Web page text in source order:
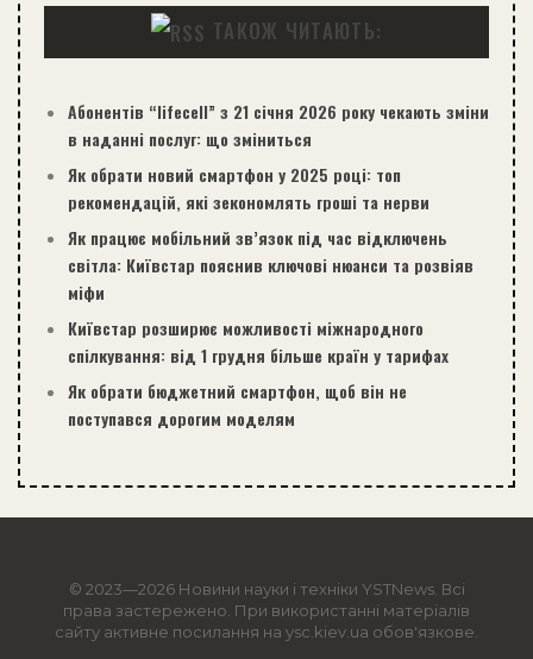
ТАКОЖ ЧИТАЮТЬ:
Абонентів “lifecell” з 21 січня 2026 року чекають зміни
в наданні послуг: що зміниться
Як обрати новий смартфон у 2025 році: топ
рекомендацій, які зекономлять гроші та нерви
Як працює мобільний зв’язок під час відключень
світла: Київстар пояснив ключові нюанси та розвіяв
міфи
Київстар розширює можливості міжнародного
спілкування: від 1 грудня більше країн у тарифах
Як обрати бюджетний смартфон, щоб він не
поступався дорогим моделям
© 2023—2026 Новини науки і техніки YSTNews. Всі
права застережено. При використанні матеріалів
сайту активне посилання на ysc.kiev.ua обов'язкове.